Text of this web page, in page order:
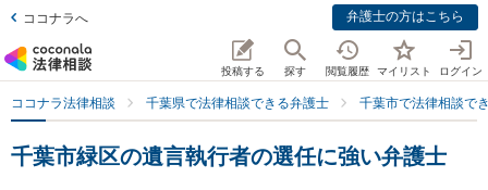
ココナラへ 弁護士の方はこちら
投稿する 探す 閲覧履歴 マイリスト ログイン
ココナラ法律相談 千葉県で法律相談できる弁護士 千葉市で法律相談で
千葉市緑区の遺言執行者の選任に強い弁護士